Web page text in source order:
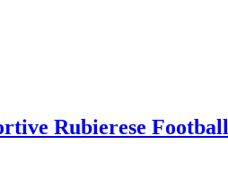
Rubierese Football